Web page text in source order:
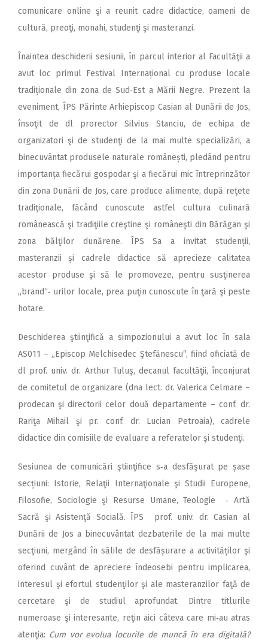
comunicare online şi a reunit cadre didactice, oameni de
cultură, preoţi, monahi, studenţi şi masteranzi.
Înaintea deschiderii sesiunii, în parcul interior al Facultăţii a
avut loc primul Festival Internațional cu produse locale
tradiționale din zona de Sud‑Est a Mării Negre. Prezent la
eveniment, ÎPS Părinte Arhiepiscop Casian al Dunării de Jos,
însoţit de dl prorector Silvius Stanciu, de echipa de
organizatori şi de studenţi de la mai multe specializări, a
binecuvântat produsele naturale românești, pledând pentru
importanța fiecărui gospodar şi a fiecărui mic întreprinzător
din zona Dunării de Jos, care produce alimente, după reţete
tradiţionale, făcând cunoscute astfel cultura culinară
românească şi tradiţiile creştine şi româneşti din Bărăgan şi
zona bălţilor dunărene. ÎPS Sa a invitat studenții,
masteranzii și cadrele didactice să aprecieze calitatea
acestor produse şi să le promoveze, pentru susţinerea
„brand“‑ urilor locale, prea puţin cunoscute în ţară şi peste
hotare.
Deschiderea ştiinţifică a simpozionului a avut loc în sala
AS011 – „Episcop Melchisedec Ştefănescu“, fiind oficiată de
dl prof. univ. dr. Arthur Tuluş, decanul facultăţii, înconjurat
de comitetul de organizare (dna lect. dr. Valerica Celmare –
prodecan şi directorii celor două departamente – conf. dr.
Rariţa Mihail şi pr. conf. dr. Lucian Petroaia), cadrele
didactice din comisiile de evaluare a referatelor şi studenţi.
Sesiunea de comunicări ştiinţifice s‑a desfăşurat pe șase
secțiuni: Istorie, Relaţii Internaţionale şi Studii Europene,
Filosofie, Sociologie şi Resurse Umane, Teologie ‑ Artă
Sacră şi Asistenţă Socială. ÎPS prof. univ. dr. Casian al
Dunării de Jos a binecuvântat dezbaterile de la mai multe
secţiuni, mergând în sălile de desfășurare a activităților şi
oferind cuvânt de apreciere îndeosebi pentru implicarea,
interesul şi efortul studenţilor şi ale masteranzilor faţă de
cercetare şi de studiul aprofundat. Dintre titlurile
numeroase şi interesante, reţin aici câteva care mi‑au atras
atenţia: Cum vor evolua locurile de muncă în era digitală?